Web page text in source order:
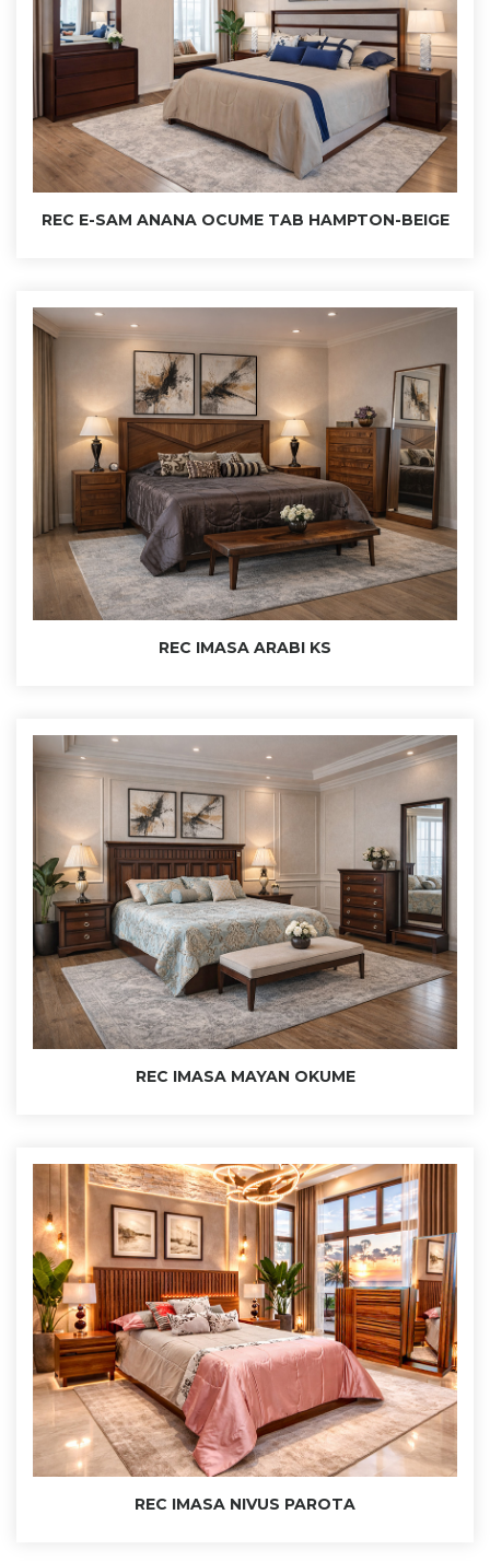
REC E-SAM ANANA OCUME TAB HAMPTON-BEIGE
REC IMASA ARABI KS
REC IMASA MAYAN OKUME
REC IMASA NIVUS PAROTA